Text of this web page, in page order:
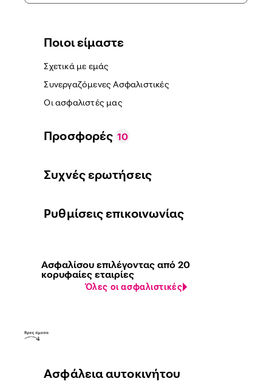
Ποιοι είμαστε
Σχετικά με εμάς
Συνεργαζόμενες Ασφαλιστικές
Οι ασφαλιστές μας
Προσφορές 10
Συχνές ερωτήσεις
Ρυθμίσεις επικοινωνίας
Ασφαλίσου επιλέγοντας από 20
κορυφαίες εταιρίες
Όλες οι ασφαλιστικές
Ασφάλεια αυτοκινήτου